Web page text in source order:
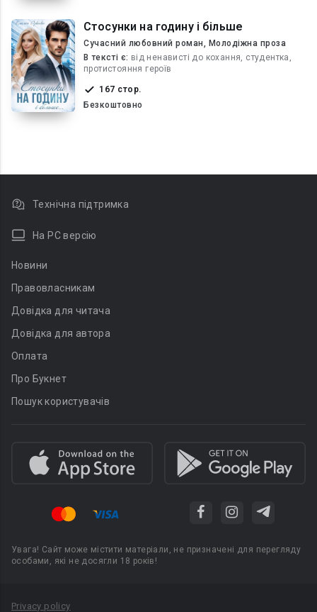
Стосунки на годину і більше
Сучасний любовний роман, Молодіжна проза
В текcті є: від ненависті до кохання, студентка,
протистояння героїв
167 стор.
Безкоштовно
Технічна підтримка
На PC версію
Новини
Правовласникам
Довідка для читача
Довідка для автора
Оплата
Про Букнет
Пошук користувачів
Увага! Сайт може містити матеріали, не призначені для перегляду
особами, які не досягли 18 років!
Privacy policy